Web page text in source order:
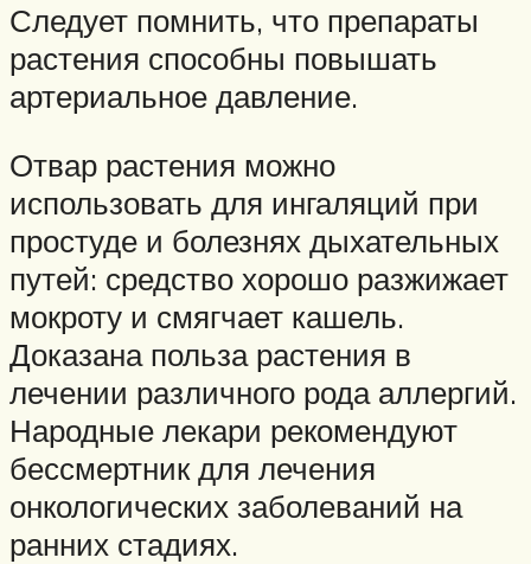
Следует помнить, что препараты
растения способны повышать
артериальное давление.
Отвар растения можно
использовать для ингаляций при
простуде и болезнях дыхательных
путей: средство хорошо разжижает
мокроту и смягчает кашель.
Доказана польза растения в
лечении различного рода аллергий.
Народные лекари рекомендуют
бессмертник для лечения
онкологических заболеваний на
ранних стадиях.